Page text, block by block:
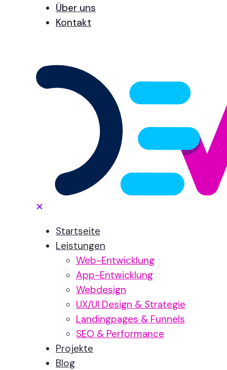
Über uns
Kontakt
✕
Startseite
Leistungen
Web-Entwicklung
App-Entwicklung
Webdesign
UX/UI Design & Strategie
Landingpages & Funnels
SEO & Performance
Projekte
Blog